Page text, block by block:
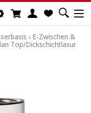
› E-Zwischen &
Top/Dickschichtlasur